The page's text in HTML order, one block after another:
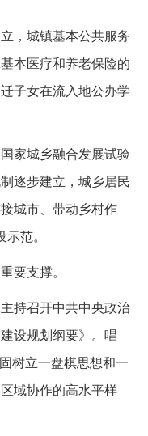
，城镇基本公共服务
本医疗和养老保险的
子女在流入地公办学
家城乡融合发展试验
逐步建立，城乡居民
城市、带动乡村作
范。
要支撑。
持召开中共中央政治
设规划纲要》。唱
树立一盘棋思想和一
域协作的高水平样